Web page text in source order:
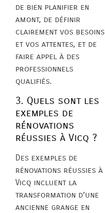
de bien planifier en
amont, de définir
clairement vos besoins
et vos attentes, et de
faire appel à des
professionnels
qualifiés.
3. Quels sont les
exemples de
rénovations
réussies à Vicq ?
Des exemples de
rénovations réussies à
Vicq incluent la
transformation d’une
ancienne grange en